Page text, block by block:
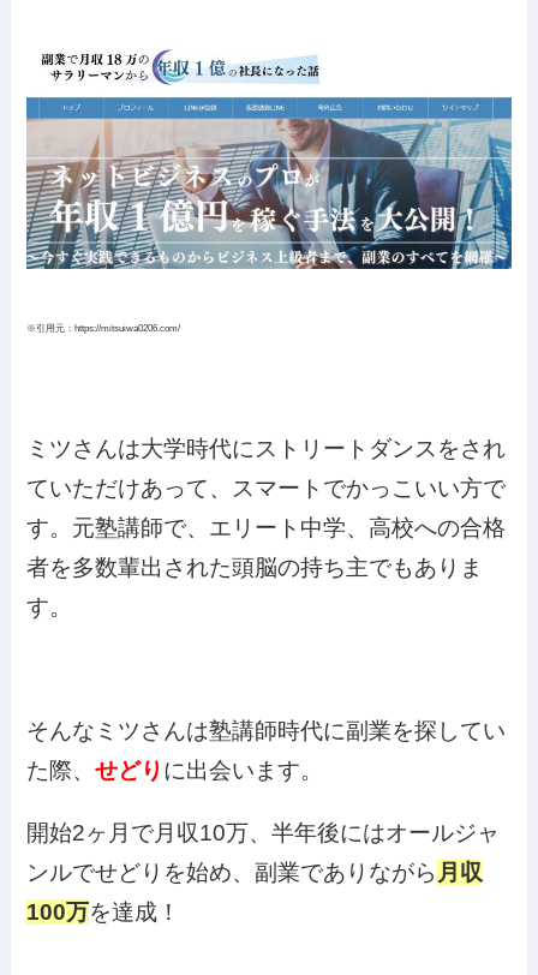
※引用元：https://mitsuiwa0206.com/
ミツさんは大学時代にストリートダンスをされ
ていただけあって、スマートでかっこいい方で
す。元塾講師で、エリート中学、高校への合格
者を多数輩出された頭脳の持ち主でもありま
す。
そんなミツさんは塾講師時代に副業を探してい
た際、せどり に出会います。
開始2ヶ月で月収10万、半年後にはオールジャ
ンルでせどりを始め、副業でありながら 月収
100万を達成！